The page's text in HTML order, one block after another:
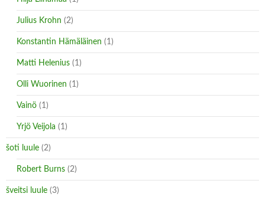
Julius Krohn (2)
Konstantin Hämäläinen (1)
Matti Helenius (1)
Olli Wuorinen (1)
Vainö (1)
Yrjö Veijola (1)
šoti luule (2)
Robert Burns (2)
šveitsi luule (3)